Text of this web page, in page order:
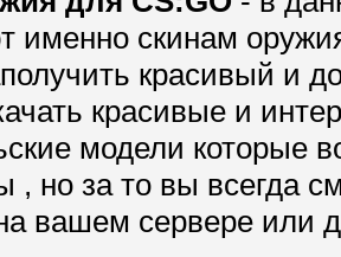
именно скинам
красивый и
красивые и
модели которые
, но за то вы всегда
вашем сервере или